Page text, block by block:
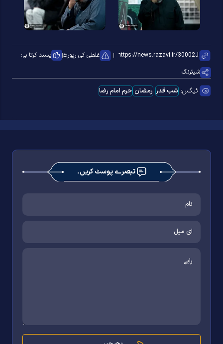
غلطی کی رپورٹ
پسند کرتا ہے:
شیئرنگ
ٹیگس: شب قدر رمضان حرم امام رضا
تبصرے پوسٹ کریں۔